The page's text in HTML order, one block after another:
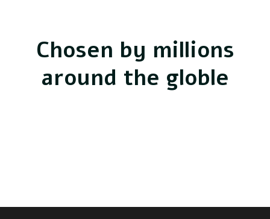
Chosen by millions
around the globle